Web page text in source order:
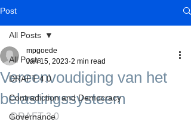
Post
All Posts
DRAFT 4.0
Contradiction and Democracy
Governance
All Posts
Vereenvoudiging van het
belastingssysteem
mpgoede
Jan 15, 2023 2 min read
DRAFT 3.0